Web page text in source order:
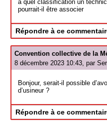
a quel classification un
pourrait-il être associer
Répondre à ce
Convention collective de la
8 décembre 2023 10:43, par
Bonjour, serait-il possible
d’usineur ?
Répondre à ce